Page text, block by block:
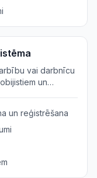
vai darbnīcu
un
un reģistrēšana